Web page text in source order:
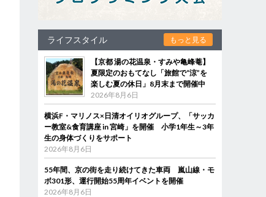
ライフスタイル もっと見る
【京都 湯の花温泉・すみや亀峰菴】
夏限定のおもてなし「旅館で“涼”を
楽しむ夏の休日」8月末まで開催中
2026年8月6日
横浜F・マリノス×日清オイリオグループ、「サッカ
ー教室&食育講座 in 宮崎」を開催 小学1年生～3年
生の身体づくりをサポート
2026年8月6日
55年間、京の街を走り続けてきた車両 嵐山線・モ
ボ301形、運行開始55周年イベントを開催
2026年8月6日